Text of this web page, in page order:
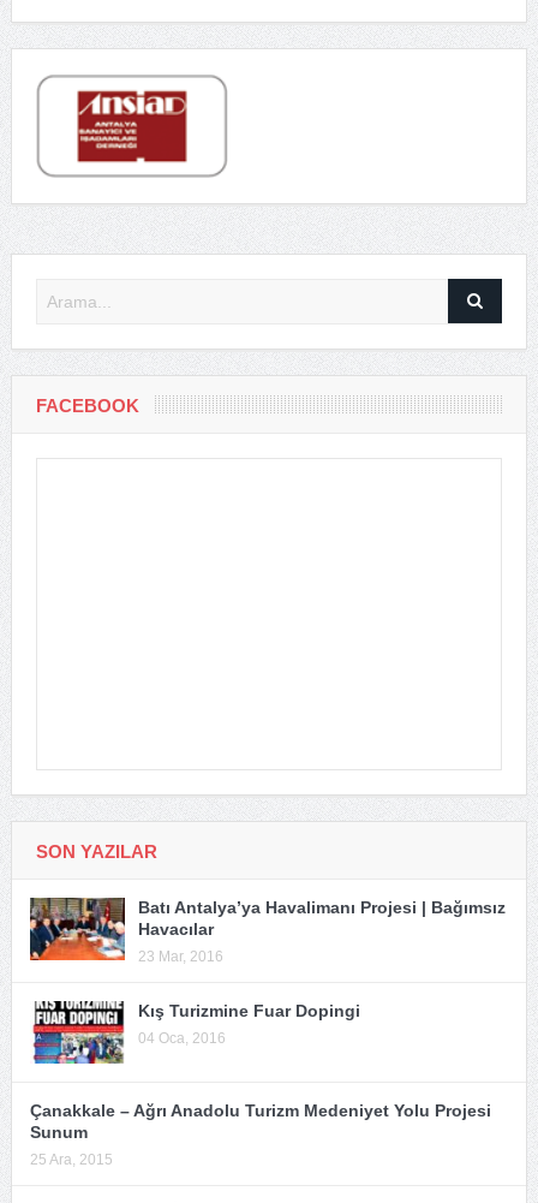
FACEBOOK
SON YAZILAR
Batı Antalya’ya Havalimanı Projesi | Bağımsız
Havacılar
23 Mar, 2016
Kış Turizmine Fuar Dopingi
04 Oca, 2016
Çanakkale – Ağrı Anadolu Turizm Medeniyet Yolu Projesi
Sunum
25 Ara, 2015